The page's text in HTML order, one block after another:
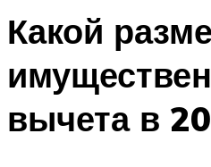
Какой
вычета в